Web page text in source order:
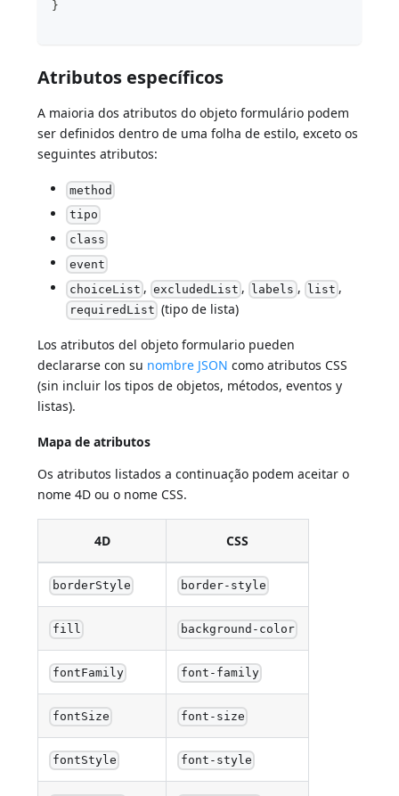
}
Atributos específicos
A maioria dos atributos do objeto formulário podem
ser definidos dentro de uma folha de estilo, exceto os
seguintes atributos:
method
tipo
class
event
choiceList , excludedList , labels , list ,
requiredList (tipo de lista)
Los atributos del objeto formulario pueden
declararse con su nombre JSON como atributos CSS
(sin incluir los tipos de objetos, métodos, eventos y
listas).
Mapa de atributos
Os atributos listados a continuação podem aceitar o
nome 4D ou o nome CSS.
4D CSS
borderStyle border-style
fill background-color
fontFamily font-family
fontSize font-size
fontStyle font-style